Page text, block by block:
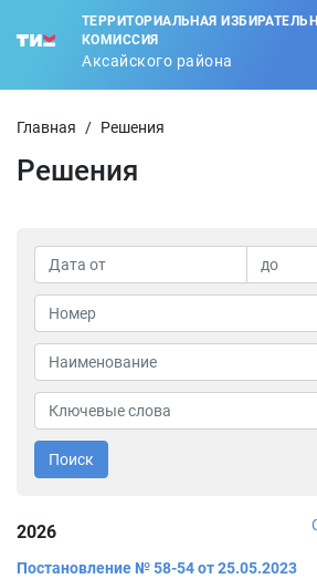
ТЕРРИТОРИАЛЬНАЯ
КОМИССИЯ
Аксайского района
Главная / Решения
Решения
Поиск
2026
Постановление № 58-54 от 25.05.2023